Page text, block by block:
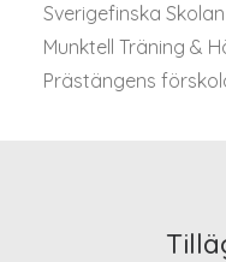
Sverigefinska
Munktell Träning &
Prästängens